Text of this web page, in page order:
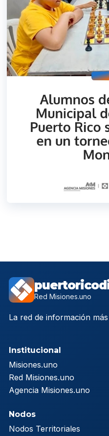
Red Misiones.uno
La red de información
Institucional
Misiones.uno
Red Misiones.uno
Agencia Misiones.uno
Nodos
Nodos Territoriales